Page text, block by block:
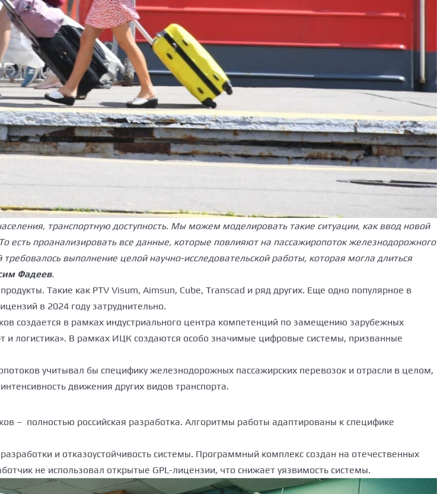
транспортную доступность. Мы можем моделировать такие ситуации, как ввод новой
проанализировать все данные, которые повлияют на пассажиропоток железнодорожного
выполнение целой научно-исследовательской работы, которая могла длиться
Фадеев.
Такие как PTV Visum, Aimsun, Cube, Transcad и ряд других. Еще одно популярное в
в 2024 году затруднительно.
создается в рамках индустриального центра компетенций по замещению зарубежных
логистика». В рамках ИЦК создаются особо значимые цифровые системы, призванные
учитывал бы специфику железнодорожных пассажирских перевозок и отрасли в целом,
движения других видов транспорта.
– полностью российская разработка. Алгоритмы работы адаптированы к специфике
и отказоустойчивость системы. Программный комплекс создан на отечественных
не использовал открытые GPL-лицензии, что снижает уязвимость системы.